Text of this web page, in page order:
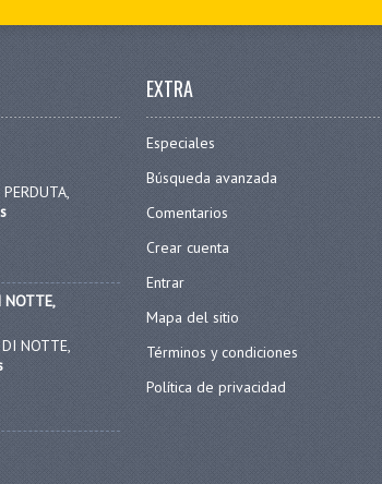
NOTTE,
EXTRA
Especiales
Búsqueda avanzada
Comentarios
Crear cuenta
Entrar
Mapa del sitio
Términos y condiciones
Política de privacidad